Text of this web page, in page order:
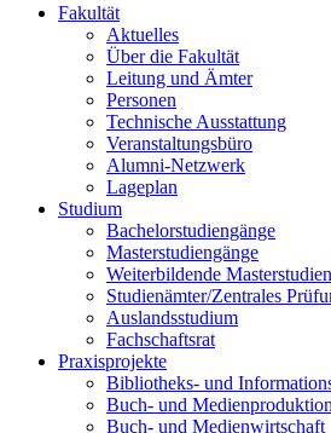
Fakultät
Aktuelles
Über die Fakultät
Leitung und Ämter
Personen
Technische Ausstattung
Veranstaltungsbüro
Alumni-Netzwerk
Lageplan
Studium
Bachelorstudiengänge
Masterstudiengänge
Weiterbildende
Studienämter/Zentrales
Auslandsstudium
Fachschaftsrat
Praxisprojekte
Bibliotheks- und
Buch- und Medienproduktion
Buch- und Medienwirtschaft